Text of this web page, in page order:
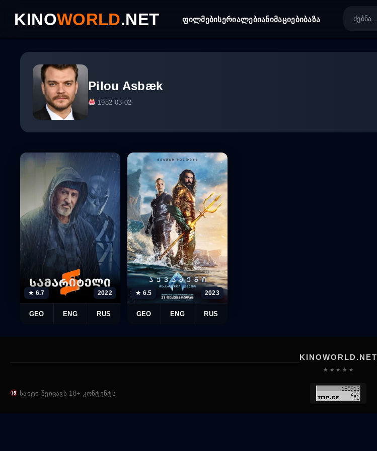
contentKINOWORLD.NET ფილმებისერიალებიანიმაციებიბაზა
Pilou Asbæk
1982-03-02
★ 6.7 2022
GEO ENG RUS
★ 6.5 2023
GEO ENG RUS
KINOWORLD.NET
★ ★ ★ ★ ★
საიტი შეიცავს 18+ კონტენტს